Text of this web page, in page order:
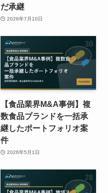
だ承継
2026年7月10日
【食品業界M&A事例】複
数食品ブランドを一括承
継したポートフォリオ案
件
2026年5月1日